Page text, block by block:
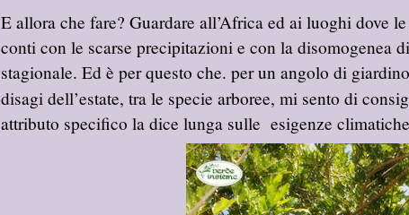
E allora che fare? Guardare all’Africa ed ai luoghi dove
conti con le scarse precipitazioni e con la disomogenea
stagionale. Ed è per questo che. per un angolo di
disagi dell’estate, tra le specie arboree, mi sento di
attributo specifico la dice lunga sulle esigenze